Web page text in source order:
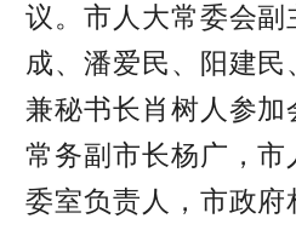
议。市人大常委会
成、潘爱民、阳建
兼秘书长肖树人参加
常务副市长杨广，
委室负责人，市政府